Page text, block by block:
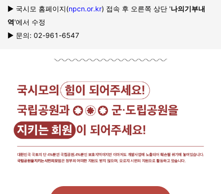
▶️ 국시모 홈페이지(npcn.or.kr) 접속 후 오른쪽 상단 '나의기부내
역'에서 수정
▶️ 문의: 02-961-6547